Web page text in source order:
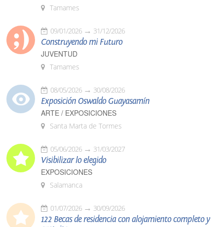
Tamames
09/01/2026 31/12/2026
Construyendo mi Futuro
JUVENTUD
Tamames
08/05/2026 30/08/2026
Exposición Oswaldo Guayasamín
ARTE / EXPOSICIONES
Santa Marta de Tormes
05/06/2026 31/03/2027
Visibilizar lo elegido
EXPOSICIONES
Salamanca
01/07/2026 30/09/2026
122 Becas de residencia con alojamiento completo y